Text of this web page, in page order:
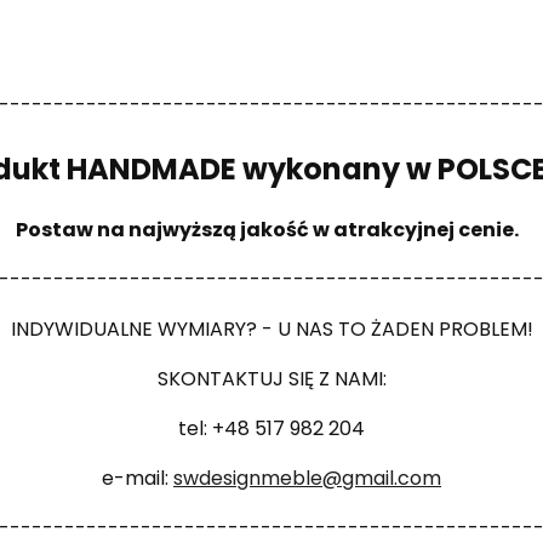
HANDMADE wykonany w
Postaw na najwyższą jakość w atrakcyjnej cenie.
INDYWIDUALNE WYMIARY? - U NAS TO ŻADEN PROBLEM!
SKONTAKTUJ SIĘ Z NAMI:
tel: +48 517 982 204
e-mail: swdesignmeble@gmail.com